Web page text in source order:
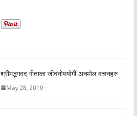
श्रीमद्भगवद गीताका जीवनोपयोगी अनमोल वचनहरु
May 28, 2019